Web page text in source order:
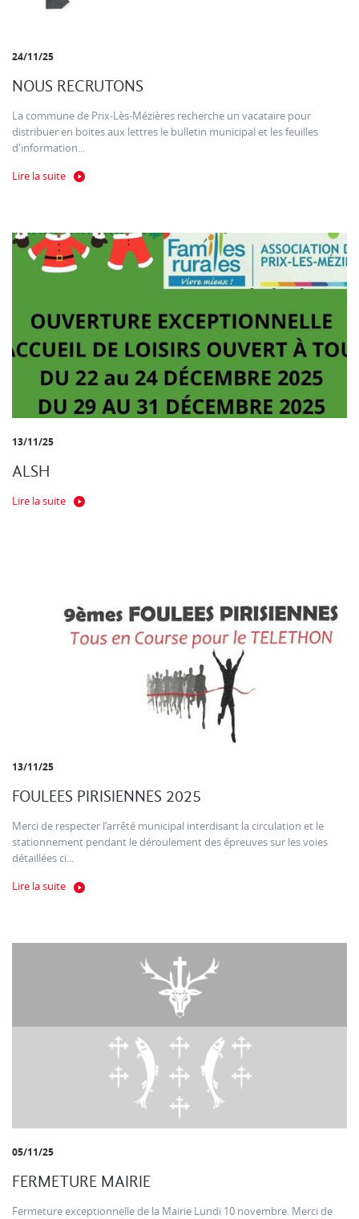
24/11/25
NOUS RECRUTONS
La commune de Prix-Lès-Mézières recherche un vacataire pour
distribuer en boites aux lettres le bulletin municipal et les feuilles
d'information...
Lire la suite
13/11/25
ALSH
Lire la suite
13/11/25
FOULEES PIRISIENNES 2025
Merci de respecter l’arrêté municipal interdisant la circulation et le
stationnement pendant le déroulement des épreuves sur les voies
détaillées ci...
Lire la suite
05/11/25
FERMETURE MAIRIE
Fermeture exceptionnelle de la Mairie Lundi 10 novembre. Merci de